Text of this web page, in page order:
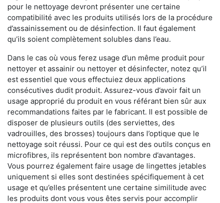
pour le nettoyage devront présenter une certaine
compatibilité avec les produits utilisés lors de la procédure
d’assainissement ou de désinfection. Il faut également
qu’ils soient complètement solubles dans l’eau.
Dans le cas où vous ferez usage d’un même produit pour
nettoyer et assainir ou nettoyer et désinfecter, notez qu’il
est essentiel que vous effectuiez deux applications
consécutives dudit produit. Assurez-vous d’avoir fait un
usage approprié du produit en vous référant bien sûr aux
recommandations faites par le fabricant. Il est possible de
disposer de plusieurs outils (des serviettes, des
vadrouilles, des brosses) toujours dans l’optique que le
nettoyage soit réussi. Pour ce qui est des outils conçus en
microfibres, ils représentent bon nombre d’avantages.
Vous pourrez également faire usage de lingettes jetables
uniquement si elles sont destinées spécifiquement à cet
usage et qu’elles présentent une certaine similitude avec
les produits dont vous vous êtes servis pour accomplir